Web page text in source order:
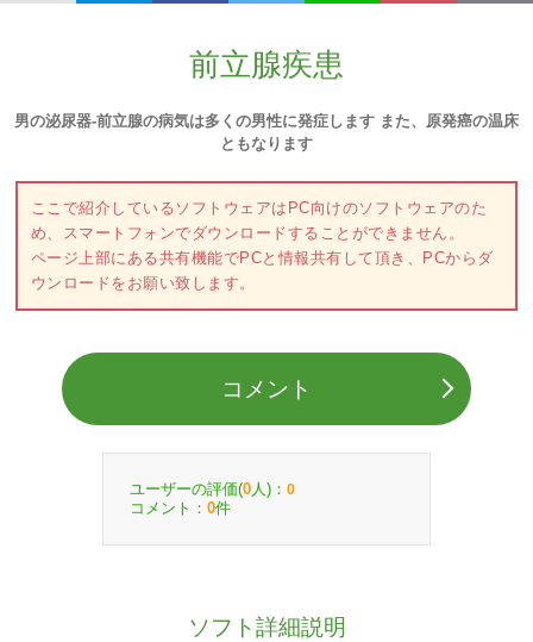
前立腺疾患
男の泌尿器-前立腺の病気は多くの男性に発症します また、原発癌の温床
ともなります
ここで紹介しているソフトウェアはPC向けのソフトウェアのた
め、スマートフォンでダウンロードすることができません。
ページ上部にある共有機能でPCと情報共有して頂き、PCからダ
ウンロードをお願い致します。
コメント
ユーザーの評価(0 人)： 0
コメント： 0件
ソフト詳細説明